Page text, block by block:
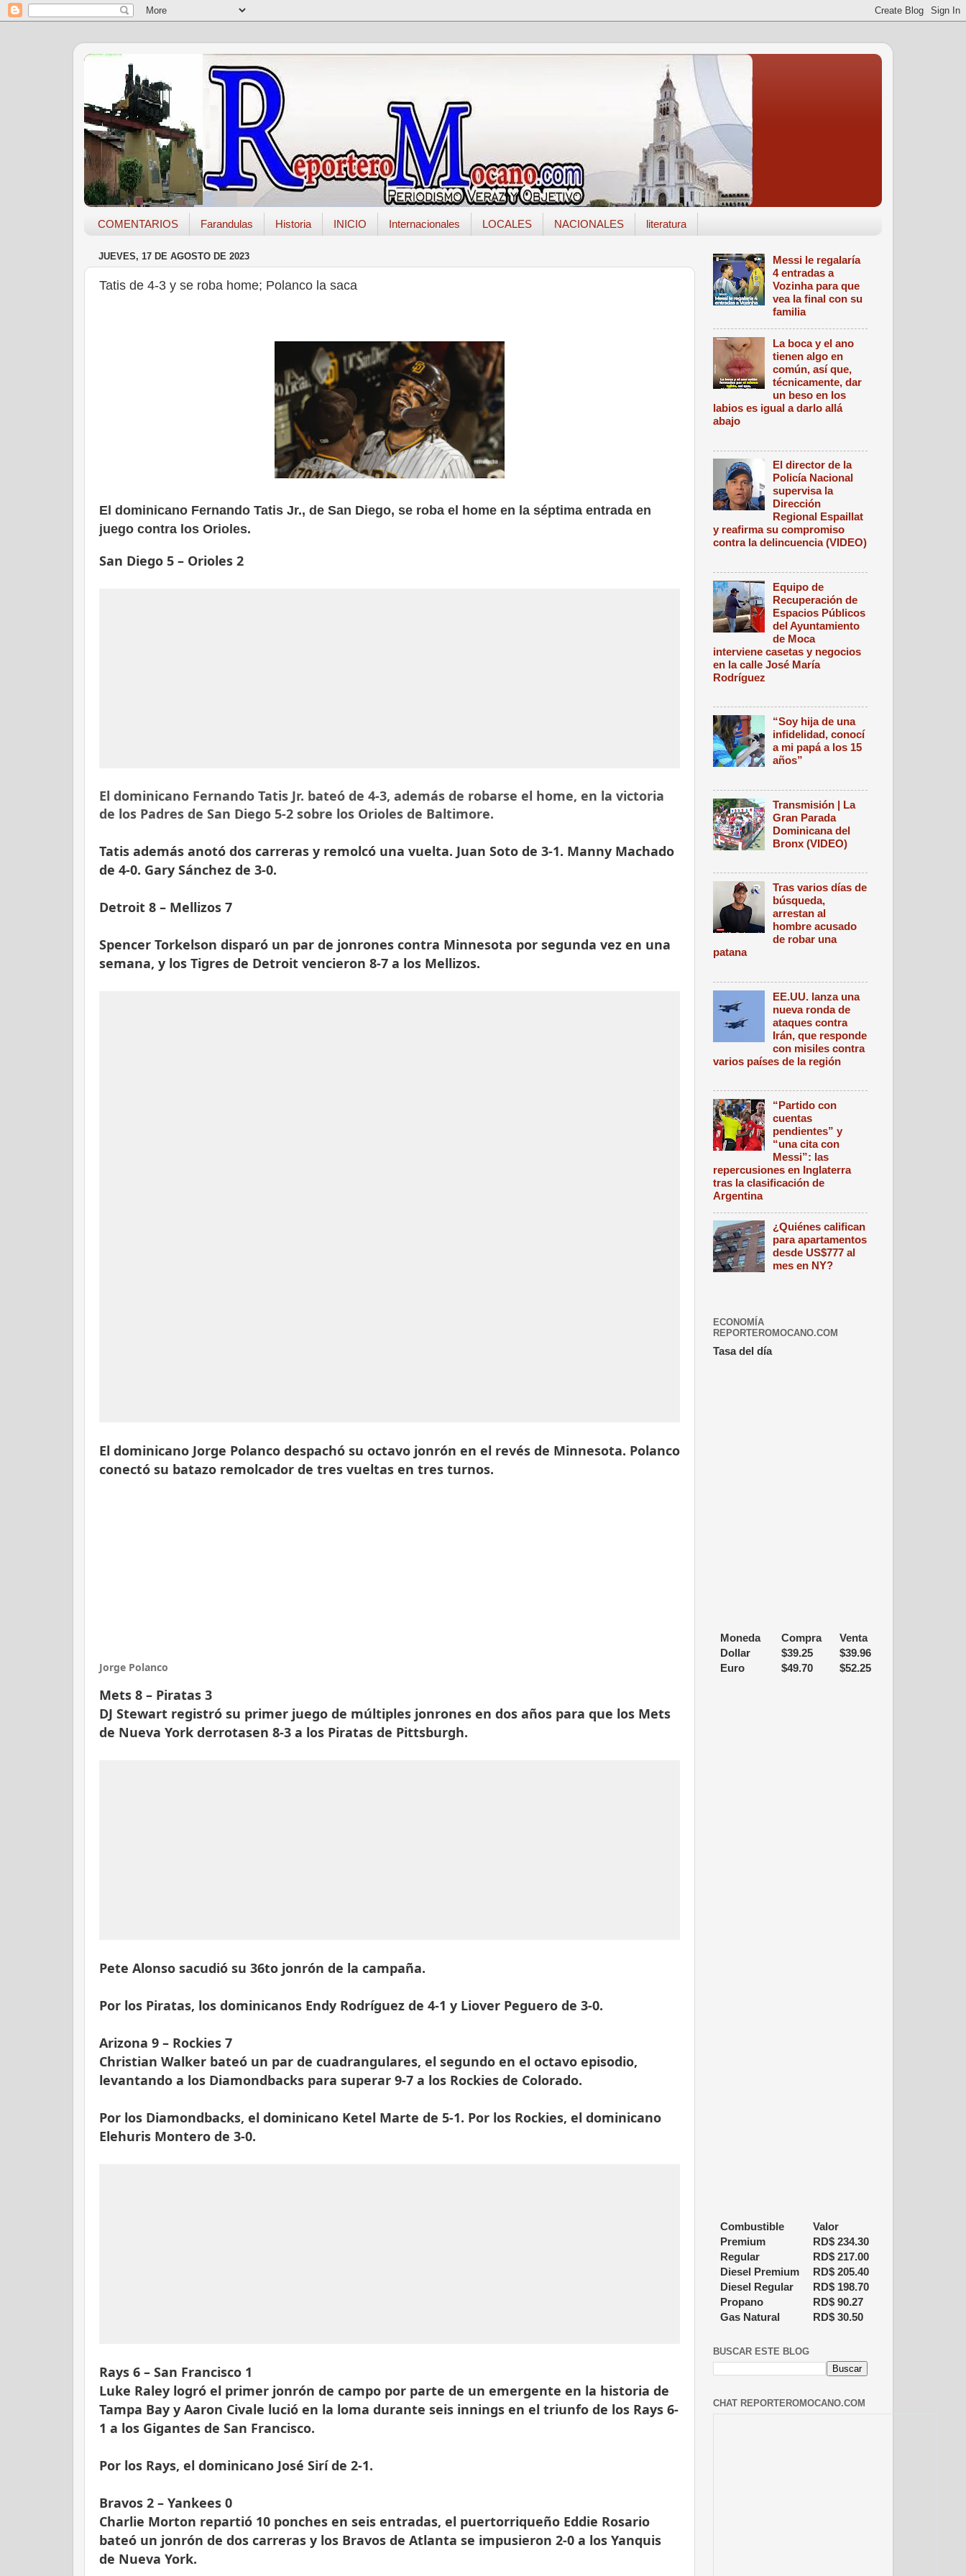
COMENTARIOS Farandulas Historia INICIO Internacionales LOCALES NACIONALES literatura
JUEVES, 17 DE AGOSTO DE 2023
Tatis de 4-3 y se roba home; Polanco la saca
El dominicano Fernando Tatis Jr., de San Diego, se roba el home en la séptima entrada en
juego contra los Orioles.
San Diego 5 – Orioles 2
El dominicano Fernando Tatis Jr. bateó de 4-3, además de robarse el home, en la victoria
de los Padres de San Diego 5-2 sobre los Orioles de Baltimore.
Tatis además anotó dos carreras y remolcó una vuelta. Juan Soto de 3-1. Manny Machado
de 4-0. Gary Sánchez de 3-0.
Detroit 8 – Mellizos 7
Spencer Torkelson disparó un par de jonrones contra Minnesota por segunda vez en una
semana, y los Tigres de Detroit vencieron 8-7 a los Mellizos.
El dominicano Jorge Polanco despachó su octavo jonrón en el revés de Minnesota. Polanco
conectó su batazo remolcador de tres vueltas en tres turnos.
Jorge Polanco
Mets 8 – Piratas 3
DJ Stewart registró su primer juego de múltiples jonrones en dos años para que los Mets
de Nueva York derrotasen 8-3 a los Piratas de Pittsburgh.
Pete Alonso sacudió su 36to jonrón de la campaña.
Por los Piratas, los dominicanos Endy Rodríguez de 4-1 y Liover Peguero de 3-0.
Arizona 9 – Rockies 7
Christian Walker bateó un par de cuadrangulares, el segundo en el octavo episodio,
levantando a los Diamondbacks para superar 9-7 a los Rockies de Colorado.
Por los Diamondbacks, el dominicano Ketel Marte de 5-1. Por los Rockies, el dominicano
Elehuris Montero de 3-0.
Rays 6 – San Francisco 1
Luke Raley logró el primer jonrón de campo por parte de un emergente en la historia de
Tampa Bay y Aaron Civale lució en la loma durante seis innings en el triunfo de los Rays 6-
1 a los Gigantes de San Francisco.
Por los Rays, el dominicano José Sirí de 2-1.
Bravos 2 – Yankees 0
Charlie Morton repartió 10 ponches en seis entradas, el puertorriqueño Eddie Rosario
bateó un jonrón de dos carreras y los Bravos de Atlanta se impusieron 2-0 a los Yanquis
de Nueva York.
Messi le regalaría
4 entradas a
Vozinha para que
vea la final con su
familia
La boca y el ano
tienen algo en
común, así que,
técnicamente, dar
un beso en los
labios es igual a darlo allá
abajo
El director de la
Policía Nacional
supervisa la
Dirección
Regional Espaillat
y reafirma su compromiso
contra la delincuencia (VIDEO)
Equipo de
Recuperación de
Espacios Públicos
del Ayuntamiento
de Moca
interviene casetas y negocios
en la calle José María
Rodríguez
“Soy hija de una
infidelidad, conocí
a mi papá a los 15
años”
Transmisión | La
Gran Parada
Dominicana del
Bronx (VIDEO)
Tras varios días de
búsqueda,
arrestan al
hombre acusado
de robar una
patana
EE.UU. lanza una
nueva ronda de
ataques contra
Irán, que responde
con misiles contra
varios países de la región
“Partido con
cuentas
pendientes” y
“una cita con
Messi”: las
repercusiones en Inglaterra
tras la clasificación de
Argentina
¿Quiénes califican
para apartamentos
desde US$777 al
mes en NY?
ECONOMÍA
REPORTEROMOCANO.COM
Tasa del día
Moneda Compra
Venta
Dollar
$39.25 $39.96
Euro
$49.70 $52.25
Combustible
Valor
Premium
RD$ 234.30
Regular
RD$ 217.00
Diesel Premium
RD$ 205.40
Diesel Regular
RD$ 198.70
Propano
RD$ 90.27
Gas Natural
RD$ 30.50
BUSCAR ESTE BLOG
CHAT REPORTEROMOCANO.COM